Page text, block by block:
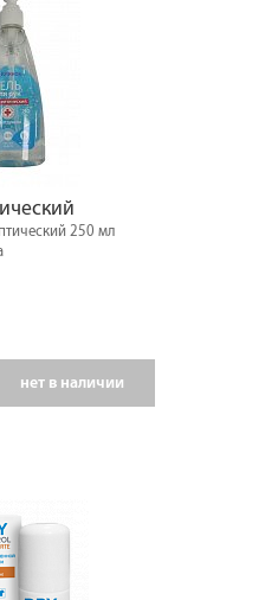
250 мл
нет в наличии